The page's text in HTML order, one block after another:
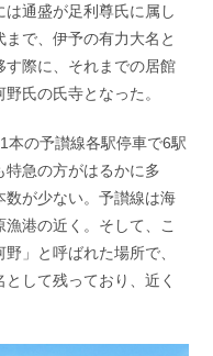
通盛が足利尊氏に属し
で、伊予の有力大名と
す際に、それまでの居館
氏の氏寺となった。
本の予讃線各駅停車で6駅
特急の方がはるかに多
数が少ない。予讃線は海
港の近く。そして、こ
」と呼ばれた場所で、
して残っており、近く